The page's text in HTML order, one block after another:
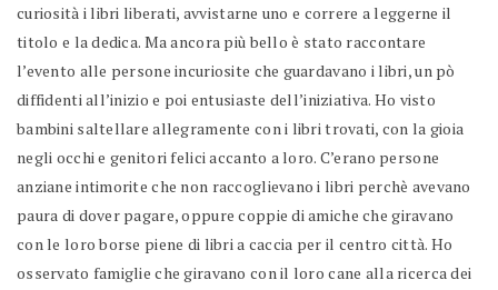
curiosità i libri liberati, avvistarne uno e correre a leggerne il
titolo e la dedica. Ma ancora più bello è stato raccontare
l’evento alle persone incuriosite che guardavano i libri, un pò
diffidenti all’inizio e poi entusiaste dell’iniziativa. Ho visto
bambini saltellare allegramente con i libri trovati, con la gioia
negli occhi e genitori felici accanto a loro. C’erano persone
anziane intimorite che non raccoglievano i libri perchè avevano
paura di dover pagare, oppure coppie di amiche che giravano
con le loro borse piene di libri a caccia per il centro città. Ho
osservato famiglie che giravano con il loro cane alla ricerca dei